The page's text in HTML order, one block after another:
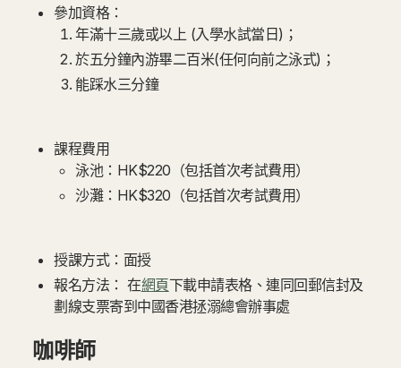
參加資格：
年滿十三歲或以上 (入學水試當日)；
於五分鐘內游畢二百米(任何向前之泳式)；
能踩水三分鐘
課程費用
泳池：HK$220（包括首次考試費用）
沙灘：HK$320（包括首次考試費用）
授課方式：面授
報名方法： 在網頁下載申請表格、連同回郵信封及
劃線支票寄到中國香港拯溺總會辦事處
咖啡師